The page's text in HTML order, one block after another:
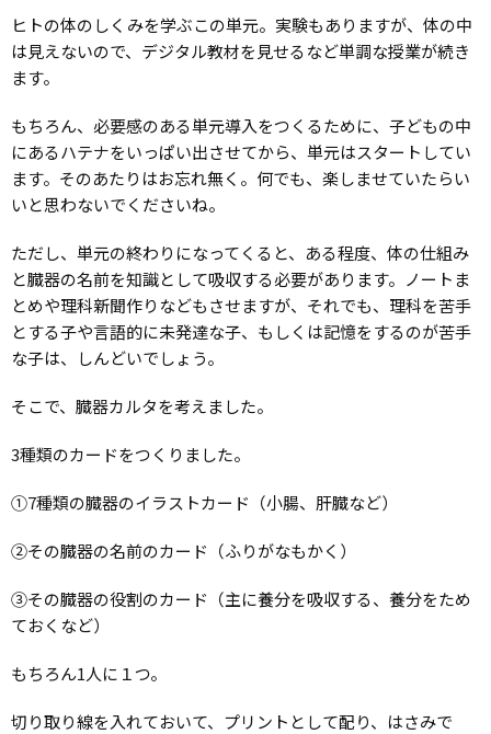
ヒトの体のしくみを学ぶこの単元。実験もありますが、体の中
は見えないので、デジタル教材を見せるなど単調な授業が続き
ます。
もちろん、必要感のある単元導入をつくるために、子どもの中
にあるハテナをいっぱい出させてから、単元はスタートしてい
ます。そのあたりはお忘れ無く。何でも、楽しませていたらい
いと思わないでくださいね。
ただし、単元の終わりになってくると、ある程度、体の仕組み
と臓器の名前を知識として吸収する必要があります。ノートま
とめや理科新聞作りなどもさせますが、それでも、理科を苦手
とする子や言語的に未発達な子、もしくは記憶をするのが苦手
な子は、しんどいでしょう。
そこで、臓器カルタを考えました。
3種類のカードをつくりました。
①7種類の臓器のイラストカード（小腸、肝臓など）
②その臓器の名前のカード（ふりがなもかく）
③その臓器の役割のカード（主に養分を吸収する、養分をため
ておくなど）
もちろん1人に１つ。
切り取り線を入れておいて、プリントとして配り、はさみで